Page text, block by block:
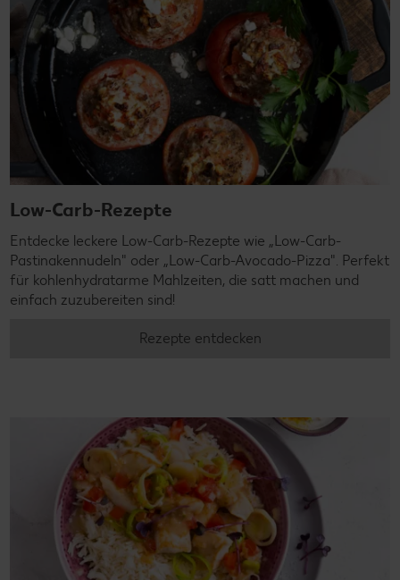
Low-Carb-Rezepte
Entdecke leckere Low-Carb-Rezepte wie „Low-Carb-
Pastinakennudeln" oder „Low-Carb-Avocado-Pizza". Perfekt
für kohlenhydratarme Mahlzeiten, die satt machen und
einfach zuzubereiten sind!
Rezepte entdecken